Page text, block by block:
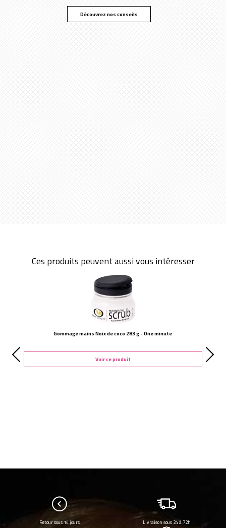
Découvrez nos conseils
Ces produits peuvent aussi vous intéresser
Gommage mains Noix de coco 283 g - One minute
Voir ce produit
Retour sous 14 jours Livraison sous 24 à 72h